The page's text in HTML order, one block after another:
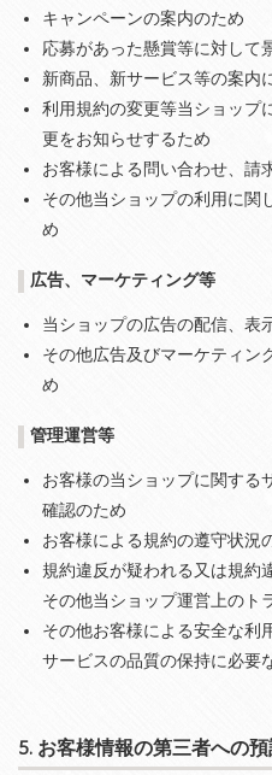
キャンペーンの案内のため
応募があった懸賞等に対して
新商品、新サービス等の案内
利用規約の変更等当ショップ
更をお知らせするため
お客様による問い合わせ、請
その他当ショップの利用に関
め
広告、マーケティング等
当ショップの広告の配信、表
その他広告及びマーケティン
め
管理運営等
お客様の当ショップに関する
確認のため
お客様による規約の遵守状況
規約違反が疑われる又は規約
その他当ショップ運営上のト
その他お客様による安全な利
サービスの品質の保持に必要
5. お客様情報の第三者への